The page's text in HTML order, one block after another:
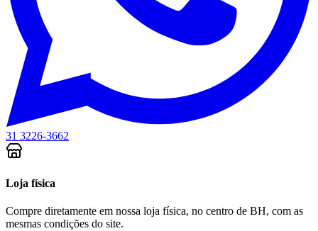
31 3226-3662
Loja física
Compre diretamente em nossa loja física, no centro de BH, com as
mesmas condições do site.